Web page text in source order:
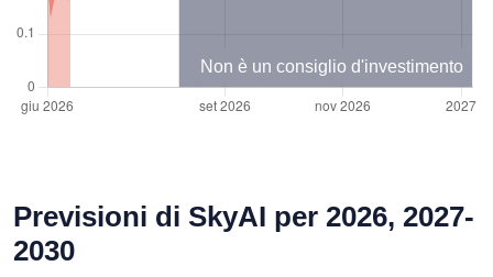
Non è un consiglio d'investimento
Previsioni di SkyAI per 2026, 2027-
2030